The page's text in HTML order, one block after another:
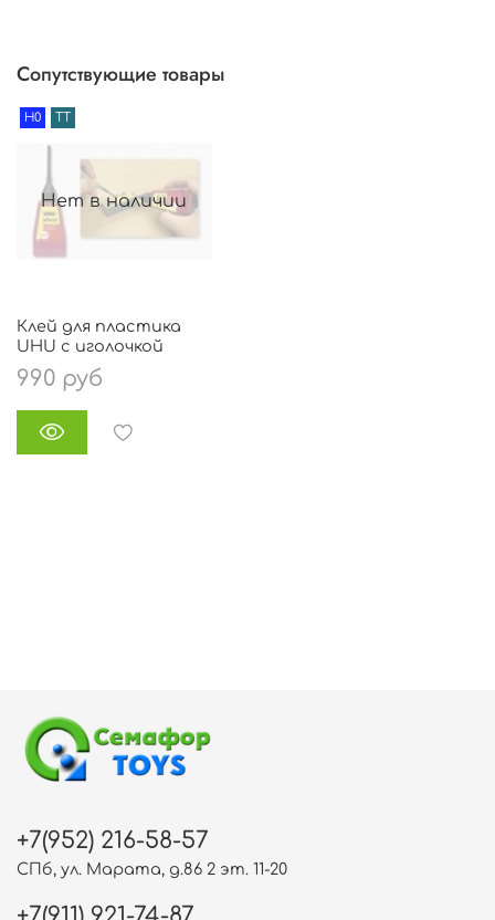
Сопутствующие товары
Нет в наличии
H0 TT
Клей для пластика
UHU с иголочкой
990 руб
+7(952) 216-58-57
СПб, ул. Марата, д.86 2 эт. 11-20